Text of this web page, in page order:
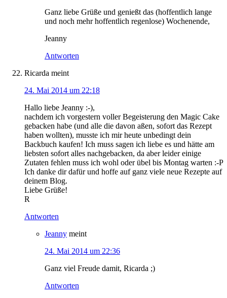
Ganz liebe Grüße und genießt das (hoffentlich lange
und noch mehr hoffentlich regenlose) Wochenende,
Jeanny
Antworten
Ricarda meint
24. Mai 2014 um 22:18
Hallo liebe Jeanny :-),
nachdem ich vorgestern voller Begeisterung den Magic Cake
gebacken habe (und alle die davon aßen, sofort das Rezept
haben wollten), musste ich mir heute unbedingt dein
Backbuch kaufen! Ich muss sagen ich liebe es und hätte am
liebsten sofort alles nachgebacken, da aber leider einige
Zutaten fehlen muss ich wohl oder übel bis Montag warten :-P
Ich danke dir dafür und hoffe auf ganz viele neue Rezepte auf
deinem Blog.
Liebe Grüße!
R
Antworten
Jeanny meint
24. Mai 2014 um 22:36
Ganz viel Freude damit, Ricarda ;)
Antworten